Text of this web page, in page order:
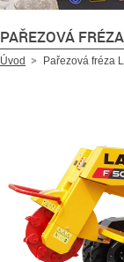
PAŘEZOVÁ
Úvod Pařezová fréza